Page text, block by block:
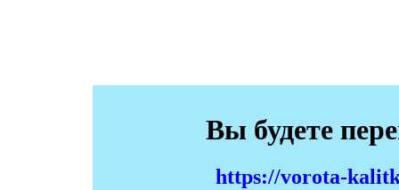
Вы будете
https://vorota-